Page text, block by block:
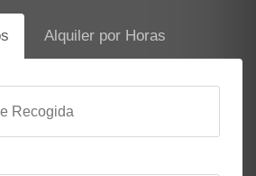
Alquiler por Horas